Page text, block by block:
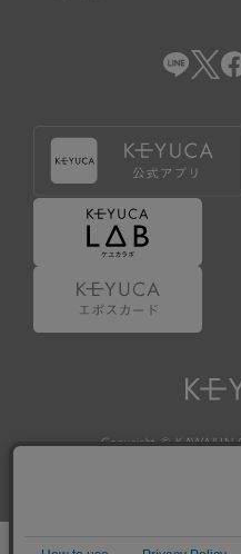
Copyright © KAWAJUN